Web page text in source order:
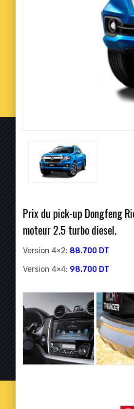
Prix du pick-up Dongfeng
moteur 2.5 turbo diesel.
Version 4×2: 88.700 DT
Version 4×4: 98.700 DT